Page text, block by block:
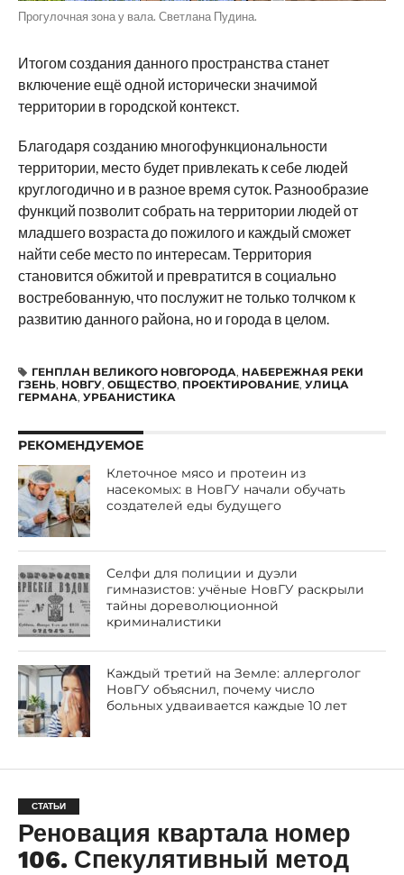
Прогулочная зона у вала. Светлана Пудина.
Итогом создания данного пространства станет
включение ещё одной исторически значимой
территории в городской контекст.
Благодаря созданию многофункциональности
территории, место будет привлекать к себе людей
круглогодично и в разное время суток. Разнообразие
функций позволит собрать на территории людей от
младшего возраста до пожилого и каждый сможет
найти себе место по интересам. Территория
становится обжитой и превратится в социально
востребованную, что послужит не только толчком к
развитию данного района, но и города в целом.
ГЕНПЛАН ВЕЛИКОГО НОВГОРОДА, НАБЕРЕЖНАЯ РЕКИ
ГЗЕНЬ, НОВГУ, ОБЩЕСТВО, ПРОЕКТИРОВАНИЕ, УЛИЦА
ГЕРМАНА, УРБАНИСТИКА
РЕКОМЕНДУЕМОЕ
Клеточное мясо и протеин из
насекомых: в НовГУ начали обучать
создателей еды будущего
Селфи для полиции и дуэли
гимназистов: учёные НовГУ раскрыли
тайны дореволюционной
криминалистики
Каждый третий на Земле: аллерголог
НовГУ объяснил, почему число
больных удваивается каждые 10 лет
СТАТЬИ
Реновация квартала номер
106. Спекулятивный метод